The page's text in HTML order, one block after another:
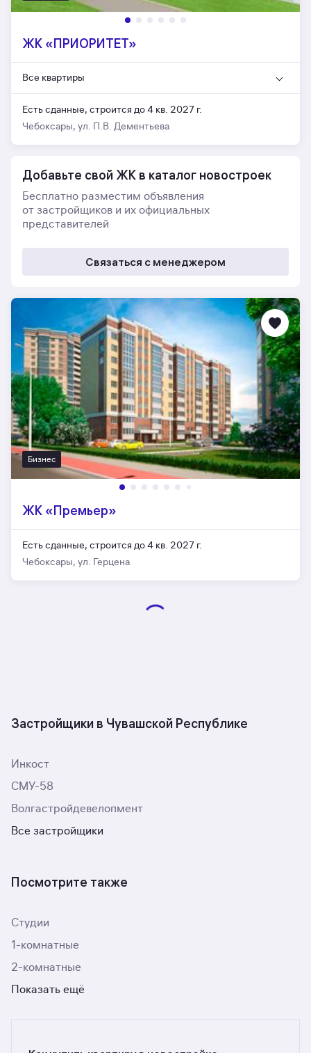
ЖК «ПРИОРИТЕТ»
Все квартиры
Есть сданные, строится до 4 кв. 2027 г.
Чебоксары, ул. П.В. Дементьева
Добавьте свой ЖК в каталог новостроек
Бесплатно разместим объявления
от застройщиков и их официальных
представителей
Связаться с менеджером
Бизнес
ЖК «Премьер»
Есть сданные, строится до 4 кв. 2027 г.
Чебоксары, ул. Герцена
Застройщики в Чувашской Республике
Инкост
СМУ-58
Волгастройдевелопмент
Все застройщики
Посмотрите также
Студии
1-комнатные
2-комнатные
Показать ещё